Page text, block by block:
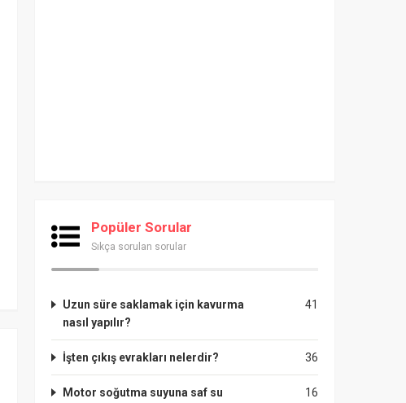
Popüler Sorular
Sıkça sorulan sorular
41
Uzun süre saklamak için kavurma
nasıl yapılır?
36
İşten çıkış evrakları nelerdir?
16
Motor soğutma suyuna saf su